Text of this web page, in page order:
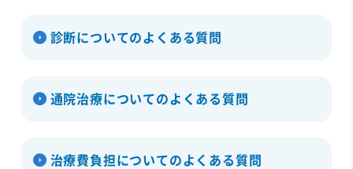
診断についてのよくある質問
通院治療についてのよくある質問
治療費負担についてのよくある質問